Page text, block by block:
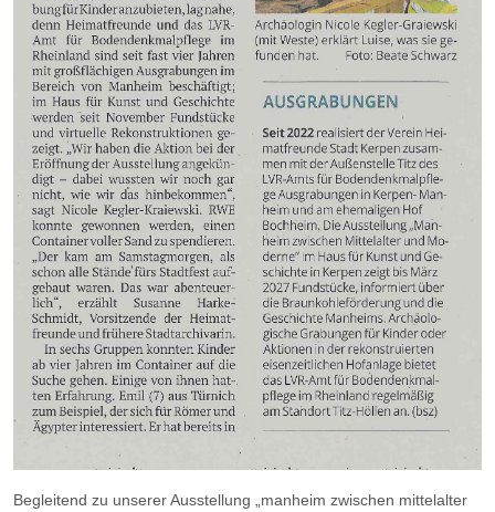
Begleitend zu unserer Ausstellung „manheim zwischen mittelalter